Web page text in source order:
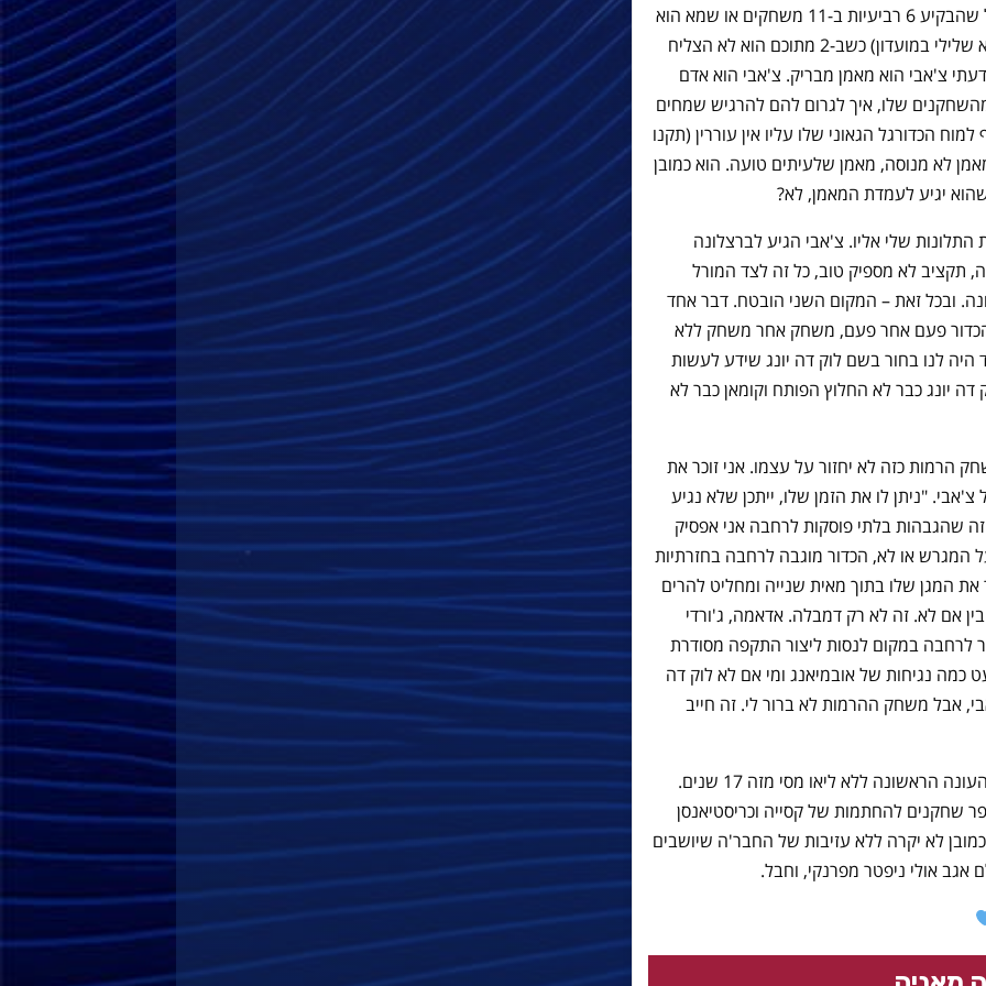
זה צ'אבי הרננדז. האם הוא המאמן הגדול שהבקיע 6 רביעיות ב-11 משחקים או שמא הוא
מי שהפסיד 3 משחקים רצופים בבית (שיא שלילי במועדון) כשב-2 מתוכם הוא לא הצליח
צ'אבי הוא מאמן מבריק. צ'אבי הוא אדם
שלו, איך לגרום להם להרגיש שמחים
הכדורגל הגאוני שלו עליו אין עוררין (תקנו
לא מנוסה, מאמן שלעיתים טועה. הוא כמובן
יגיע לעמדת המאמן, לא?
שלי אליו. צ'אבי הגיע לברצלונה
תקציב לא מספיק טוב, כל זה לצד המורל
ובכל זאת – המקום השני הובטח. דבר אחד
הכדור פעם אחר פעם, משחק אחר משחק ללא
לנו בחור בשם לוק דה יונג שידע לעשות
יונג כבר לא החלוץ הפותח וקומאן כבר לא
הרמות כזה לא יחזור על עצמו. אני זוכר את
"ניתן לו את הזמן שלו, ייתכן שלא נגיע
זה שהגבהות בלתי פוסקות לרחבה אני אפסיק
המגרש או לא, הכדור מוגבה לרחבה בחזרתיות
המגן שלו בתוך מאית שנייה ומחליט להרים
אם לא. זה לא רק דמבלה. אדאמה, ג'ורדי
לרחבה במקום לנסות ליצור התקפה מסודרת
נגיחות של אובמיאנג ומי אם לא לוק דה
אבל משחק ההרמות לא ברור לי. זה חייב
אני אישית מרוצה מעונה זו שכאמור היא העונה הראשונה ללא ליאו מסי מזה 17 שנים.
שחקנים להחתמות של קסייה וכריסטיאנסן
לא יקרה ללא עזיבות של החבר'ה שיושבים
אולי ניפטר מפרנקי, וחבל.